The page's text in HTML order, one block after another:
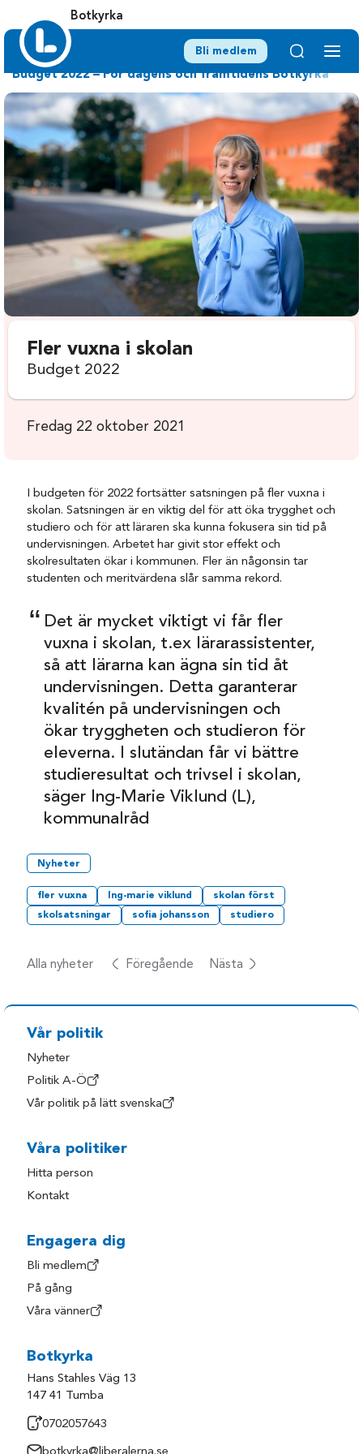
Botkyrka
Bli medlem
Budget 2022 – För dagens och framtidens Botkyrka
Fler vuxna i skolan
Budget 2022
Fredag 22 oktober 2021
I budgeten för 2022 fortsätter satsningen på fler vuxna i
skolan. Satsningen är en viktig del för att öka trygghet och
studiero och för att läraren ska kunna fokusera sin tid på
undervisningen. Arbetet har givit stor effekt och
skolresultaten ökar i kommunen. Fler än någonsin tar
studenten och meritvärdena slår samma rekord.
Det är mycket viktigt vi får fler
vuxna i skolan, t.ex lärarassistenter,
så att lärarna kan ägna sin tid åt
undervisningen. Detta garanterar
kvalitén på undervisningen och
ökar tryggheten och studieron för
eleverna. I slutändan får vi bättre
studieresultat och trivsel i skolan,
säger Ing-Marie Viklund (L),
kommunalråd
Nyheter
fler vuxna Ing-marie viklund
skolan först
skolsatsningar
sofia johansson studiero
Alla nyheter Föregående Nästa
Vår politik
Nyheter
Politik A-Ö
Vår politik på lätt svenska
Våra politiker
Hitta person
Kontakt
Engagera dig
Bli medlem
På gång
Våra vänner
Botkyrka
Hans Stahles Väg 13
147 41 Tumba
0702057643